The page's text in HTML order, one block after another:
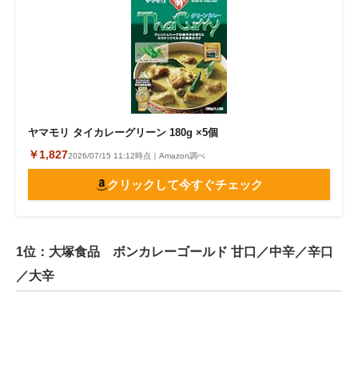
ヤマモリ タイカレーグリーン 180g ×5個
￥1,8272026/07/15 11:12時点｜Amazon調べ
クリックして今すぐチェック
1位：大塚食品 ボンカレーゴールド 甘口／中辛／辛口
／大辛